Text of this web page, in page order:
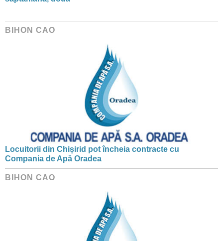
BIHON CAO
Locuitorii din Chișirid pot încheia contracte cu
Compania de Apă Oradea
BIHON CAO